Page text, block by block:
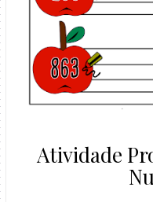
Atividade